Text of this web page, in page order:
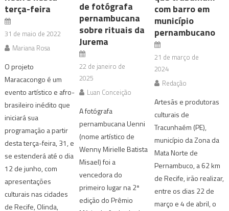
terça-feira
31 de maio de 2022
Mariana Rosa
O projeto
Maracacongo é um
evento artístico e afro-
brasileiro inédito que
iniciará sua
programação a partir
desta terça-feira, 31, e
se estenderá até o dia
12 de junho, com
apresentações
culturais nas cidades
de Recife, Olinda,
de fotógrafa
pernambucana
sobre rituais da
Jurema
22 de janeiro de
2025
Luan Conceição
A fotógrafa
pernambucana Uenni
(nome artístico de
Wenny Mirielle Batista
Misael) foi a
vencedora do
primeiro lugar na 2ª
edição do Prêmio
com barro em
município
pernambucano
21 de março de
2024
Redação
Artesãs e produtoras
culturais de
Tracunhaém (PE),
município da Zona da
Mata Norte de
Pernambuco, a 62 km
de Recife, irão realizar,
entre os dias 22 de
março e 4 de abril, o